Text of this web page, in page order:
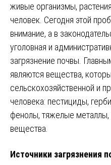
живые организмы,
человек. Сегодня этой
внимание, а в
уголовная и
загрязнение почвы.
являются вещества,
сельскохозяйственной и
человека: пестициды,
фенолы, тяжелые
вещества.
Источники загрязнения